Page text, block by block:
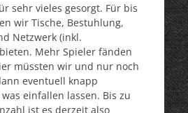
sehr vieles gesorgt. Für bis
wir Tische, Bestuhlung,
Netzwerk (inkl.
Mehr Spieler fänden
müssten wir und nur noch
eventuell knapp
einfallen lassen. Bis zu
ist es derzeit also